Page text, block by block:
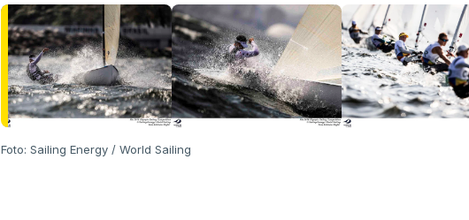
Foto: Sailing Energy / World Sailing